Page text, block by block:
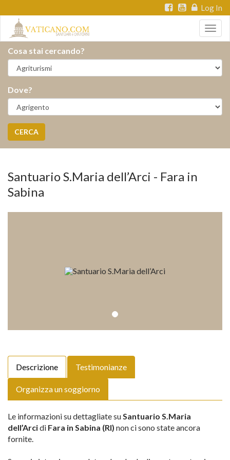
Log In
Cosa stai cercando?
Dove?
CERCA
Santuario S.Maria dell’Arci - Fara in
Sabina
Descrizione Testimonianze
Organizza un soggiorno
Le informazioni su dettagliate suSantuario S.Maria
dell’Arcidi Fara in Sabina (RI) non ci sono state ancora
fornite.